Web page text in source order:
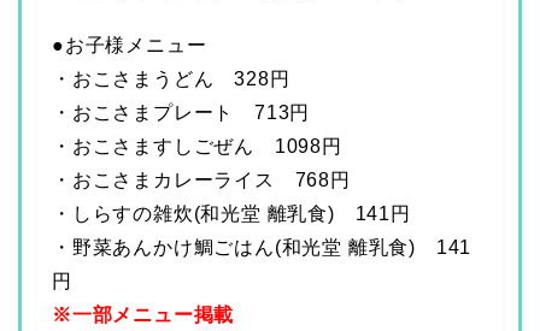
●お子様メニュー
・おこさまうどん 328円
・おこさまプレート 713円
・おこさますしごぜん 1098円
・おこさまカレーライス 768円
・しらすの雑炊(和光堂 離乳食) 141円
・野菜あんかけ鯛ごはん(和光堂 離乳食) 141
円
※一部メニュー掲載